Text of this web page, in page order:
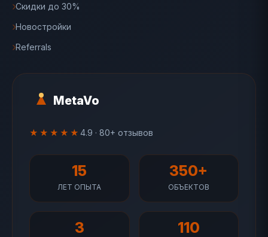
MetaVo
★★★★★ 4.9 · 80+ отзывов
15
ЛЕТ ОПЫТА
350+
ОБЪЕКТОВ
3 110
Скидки до 30%
Новостройки
Referrals